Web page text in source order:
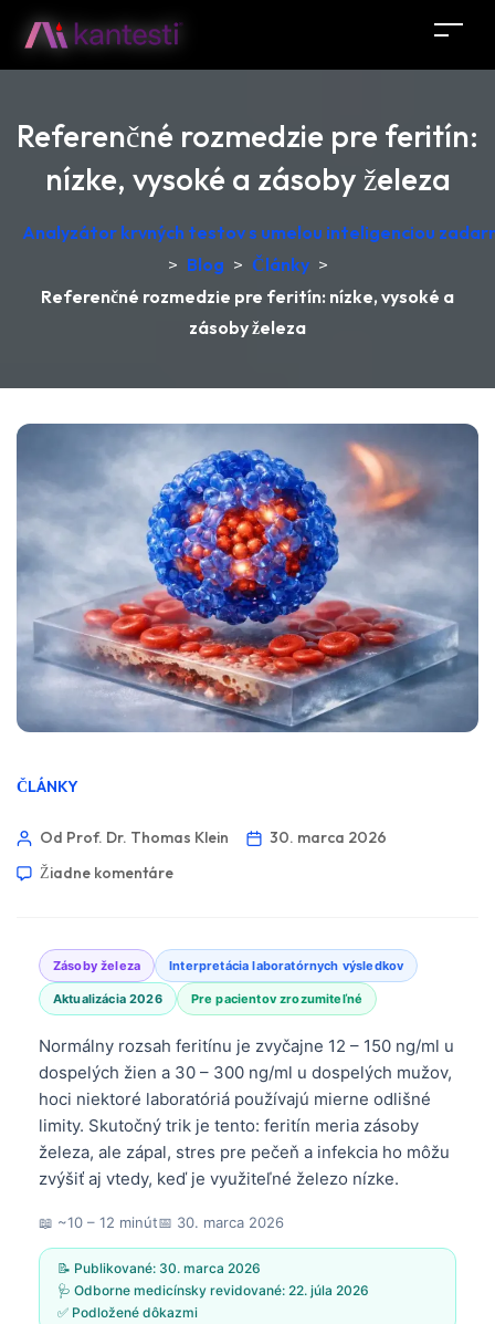
Referenčné rozmedzie pre feritín:
nízke, vysoké a zásoby železa
Analyzátor krvných testov s umelou inteligenciou
> Blog > Články >
Referenčné rozmedzie pre feritín: nízke, vysoké a
zásoby železa
ČLÁNKY
Od Prof. Dr. Thomas Klein
30. marca 2026
Žiadne komentáre
Zásoby železa Interpretácia laboratórnych výsledkov
Aktualizácia 2026 Pre pacientov zrozumiteľné
Normálny rozsah feritínu je zvyčajne 12 – 150 ng/ml u
dospelých žien a 30 – 300 ng/ml u dospelých mužov,
hoci niektoré laboratóriá používajú mierne odlišné
limity. Skutočný trik je tento: feritín meria zásoby
železa, ale zápal, stres pre pečeň a infekcia ho môžu
zvýšiť aj vtedy, keď je využiteľné železo nízke.
📖 ~10 – 12 minút📅 30. marca 2026
📝 Publikované: 30. marca 2026
🩺 Odborne medicínsky revidované: 22. júla 2026
✅ Podložené dôkazmi